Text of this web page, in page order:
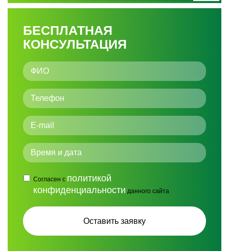
БЕСПЛАТНАЯ
КОНСУЛЬТАЦИЯ
Согласен с политикой
конфиденциальности данного сайта